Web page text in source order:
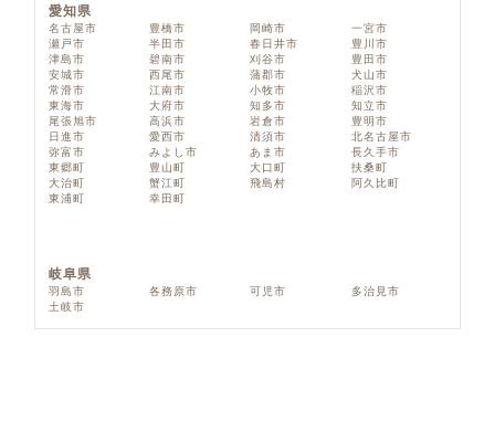
愛知県
名古屋市 豊橋市 岡崎市
一宮市
瀬戸市
半田市 春日井市
豊川市
津島市
碧南市 刈谷市
豊田市
安城市
西尾市 蒲郡市
犬山市
常滑市
江南市 小牧市
稲沢市
東海市
大府市 知多市
知立市
尾張旭市
高浜市 岩倉市
豊明市
日進市
愛西市 清須市
北名古屋市
弥富市
みよし市 あま市
長久手市
東郷町
豊山町 大口町
扶桑町
大治町
蟹江町 飛島村
阿久比町
東浦町
幸田町
岐阜県
羽島市 各務原市 可児市
多治見市
土岐市